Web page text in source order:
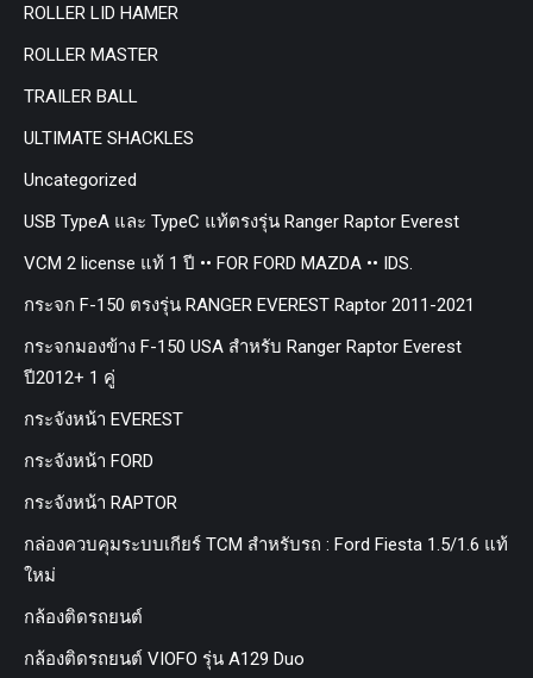
ROLLER LID HAMER
ROLLER MASTER
TRAILER BALL
ULTIMATE SHACKLES
Uncategorized
USB TypeA และ TypeC แท้ตรงรุ่น Ranger Raptor Everest
VCM 2 license แท้ 1 ปี •• FOR FORD MAZDA •• IDS.
กระจก F-150 ตรงรุ่น RANGER EVEREST Raptor 2011-2021
กระจกมองข้าง F-150 USA สำหรับ Ranger Raptor Everest
ปี2012+ 1 คู่
กระจังหน้า EVEREST
กระจังหน้า FORD
กระจังหน้า RAPTOR
กล่องควบคุมระบบเกียร์ TCM สำหรับรถ : Ford Fiesta 1.5/1.6 แท้
ใหม่
กล้องติดรถยนต์
กล้องติดรถยนต์ VIOFO รุ่น A129 Duo